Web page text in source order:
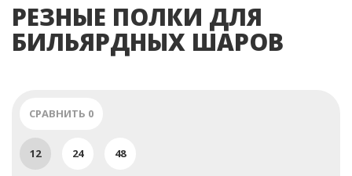
РЕЗНЫЕ ПОЛКИ ДЛЯ
БИЛЬЯРДНЫХ ШАРОВ
СРАВНИТЬ 0
12 24 48